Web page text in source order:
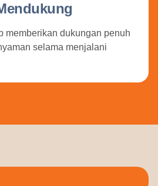
memberikan dukungan penuh
selama menjalani